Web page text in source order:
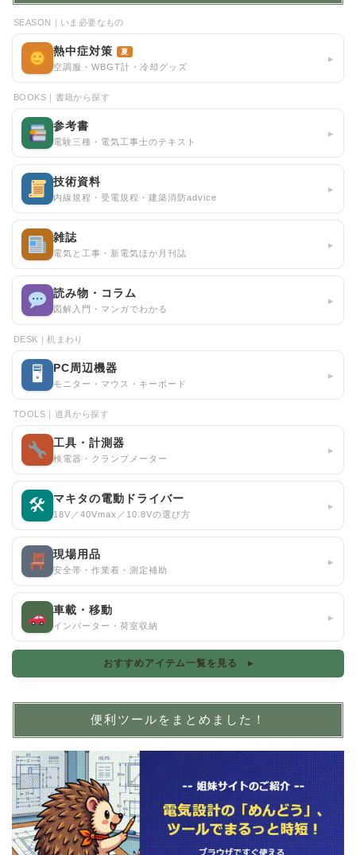
SEASON｜いま必要なもの
熱中症対策 夏
空調服・WBGT計・冷却グッズ
▸
BOOKS｜書籍から探す
参考書
電験三種・電気工事士のテキスト
▸
技術資料
内線規程・受電規程・建築消防advice
▸
雑誌
電気と工事・新電気ほか月刊誌
▸
読み物・コラム
図解入門・マンガでわかる
▸
DESK｜机まわり
🖥 PC周辺機器
モニター・マウス・キーボード
▸
TOOLS｜道具から探す
工具・計測器
検電器・クランプメーター
▸
🛠 マキタの電動ドライバー
18V／40Vmax／10.8Vの選び方
▸
現場用品
安全帯・作業着・測定補助
▸
車載・移動
インバーター・荷室収納
▸
おすすめアイテム一覧を見る ▸
便利ツールをまとめました！